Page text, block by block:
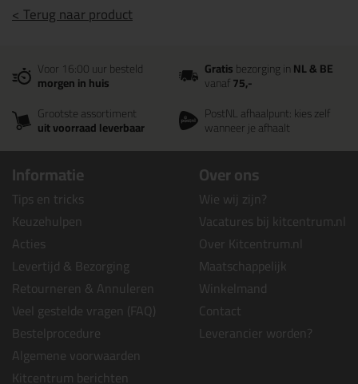
< Terug naar product
Voor 16:00 uur besteld
morgen in huis
Gratisbezorging inNL & BE
vanaf75,-
Grootste assortiment
uit voorraad leverbaar
PostNL afhaalpunt: kies zelf
wanneer je afhaalt
Informatie
Tips en tricks
Keuzehulpen
Acties
Levertijd & Bezorging
Retourneren & Annuleren
Veel gestelde vragen (FAQ)
Bestelprocedure
Algemene voorwaarden
Kitcentrum berichten
Over ons
Wie wij zijn?
Vacatures bij kitcentrum.nl
Over Kitcentrum.nl
Maatschappelijk
Winkelmand
Contact
Leverancier worden?